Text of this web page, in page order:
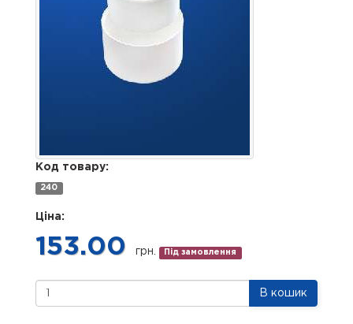
Код товару:
240
Ціна:
153.00 грн. Під замовлення
В кошик